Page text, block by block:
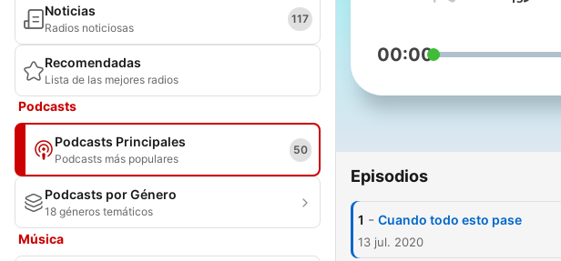
Noticias
Radios noticiosas
117
Recomendadas
Lista de las mejores radios
Podcasts
Podcasts Principales
Podcasts más populares
50
Podcasts por Género
18 géneros temáticos
Música
00:00
Episodios
1 - Cuando todo esto pase
13 jul. 2020